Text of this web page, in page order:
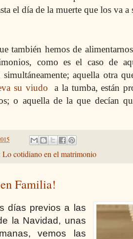
el día de la muerte que los va a
también hemos de
como es el caso de
simultáneamente; aquella otra
su viudo
a la tumba, están
o aquella de la que decían
Lo cotidiano en el matrimonio
Familia!
días previos a las
la Navidad, unas
vemos las